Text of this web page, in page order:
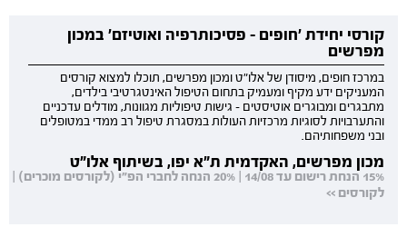
קורסי יחידת 'חופים - פסיכותרפיה ואוטיזם' במכון
מפרשים
במרכז חופים, מיסודן של אלו"ט ומכון מפרשים, תוכלו למצוא קורסים
המעניקים ידע מקיף ומעמיק בתחום הטיפול האינטגרטיבי בילדים,
מתבגרים ומבוגרים אוטיסטים - גישות טיפוליות מגוונות, מודלים עדכניים
והתערבויות לסוגיות מרכזיות העולות במסגרת טיפול רב ממדי במטופלים
ובני משפחותיהם.
מכון מפרשים, האקדמית ת"א יפו, בשיתוף אלו"ט
15% הנחת רישום עד 14/08 | 20% הנחה לחברי הפ"י (לקורסים מוכרים) |
לקורסים >>